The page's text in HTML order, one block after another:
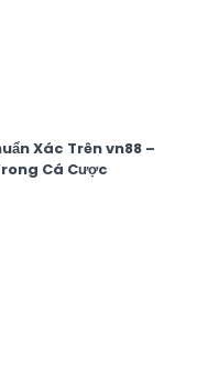
Xác Trên vn88 –
Cá Cược